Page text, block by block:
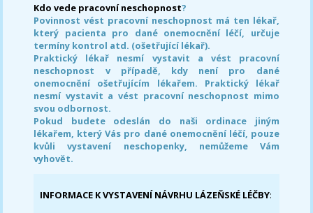
Kdo vede pracovní neschopnost?
Povinnost vést pracovní neschopnost má ten lékař,
který pacienta pro dané onemocnění léčí, určuje
termíny kontrol atd. (ošetřující lékař).
Praktický lékař nesmí vystavit a vést pracovní
neschopnost v případě, kdy není pro dané
onemocnění ošetřujícím lékařem. Praktický lékař
nesmí vystavit a vést pracovní neschopnost mimo
svou odbornost.
Pokud budete odeslán do naši ordinace jiným
lékařem, který Vás pro dané onemocnění léčí, pouze
kvůli vystavení neschopenky, nemůžeme Vám
vyhovět.
INFORMACE K VYSTAVENÍ NÁVRHU LÁZEŇSKÉ LÉČBY: